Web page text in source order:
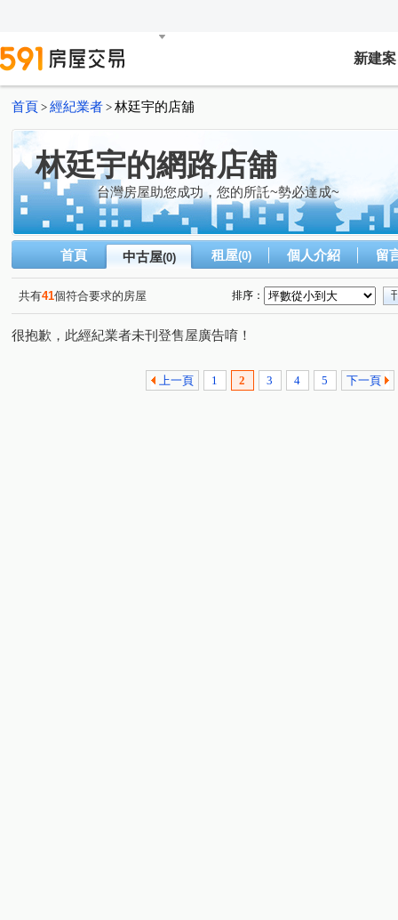
新建案
首頁 > 經紀業者 > 林廷宇的店舖
林廷宇的網路店舖
台灣房屋助您成功，您的所託~勢必達成~
首頁 中古屋(0) 租屋(0) 個人介紹 留
共有41個符合要求的房屋 排序：
很抱歉，此經紀業者未刊登售屋廣告唷！
上一頁 1 2 3 4 5 下一頁